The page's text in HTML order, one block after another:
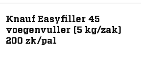
Knauf Easyfiller 45
voegenvuller (5 kg/zak)
200 zk/pal